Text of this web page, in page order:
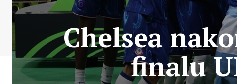
Chelsea
finalu